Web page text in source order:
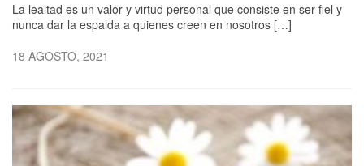
La lealtad es un valor y virtud personal que consiste en ser fiel y
nunca dar la espalda a quienes creen en nosotros […]
18 AGOSTO, 2021